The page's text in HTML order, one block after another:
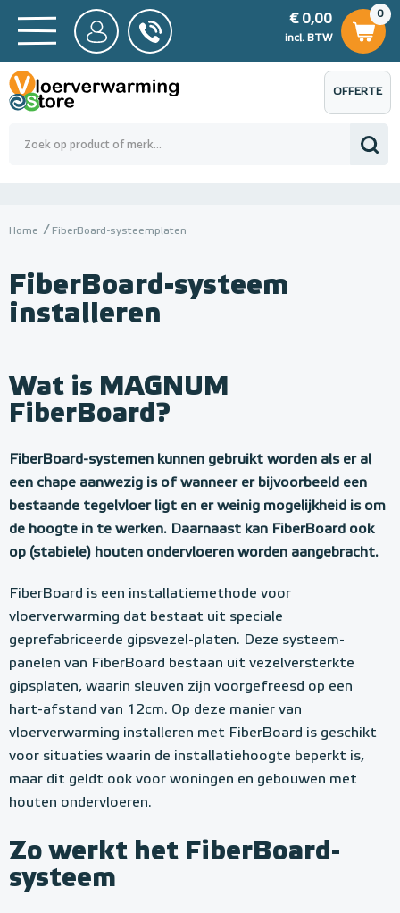
BTW
0,00
0
€ 0,00
incl. BTW
€ 0,00
OFFERTE
AANVRAGEN
Home FiberBoard-systeemplaten
FiberBoard-systeem
installeren
Wat is MAGNUM
FiberBoard?
FiberBoard-systemen kunnen gebruikt worden als er al
een chape aanwezig is of wanneer er bijvoorbeeld een
bestaande tegelvloer ligt en er weinig mogelijkheid is om
de hoogte in te werken. Daarnaast kan FiberBoard ook
op (stabiele) houten ondervloeren worden aangebracht.
FiberBoard is een installatiemethode voor
vloerverwarming dat bestaat uit speciale
geprefabriceerde gipsvezel-platen. Deze systeem-
panelen van FiberBoard bestaan uit vezelversterkte
gipsplaten, waarin sleuven zijn voorgefreesd op een
hart-afstand van 12cm. Op deze manier van
vloerverwarming installeren met FiberBoard is geschikt
voor situaties waarin de installatiehoogte beperkt is,
maar dit geldt ook voor woningen en gebouwen met
houten ondervloeren.
Zo werkt het FiberBoard-
systeem